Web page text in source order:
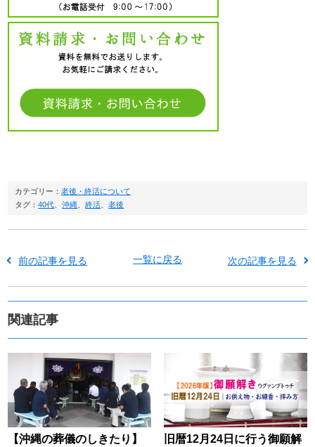
カテゴリー：老後・終活について
タグ：40代 、沖縄 、終活 、老後
前の記事を見る 一覧に戻る 次の記事を見る
関連記事
【沖縄の葬儀のしきたり】
旧暦12月24日に行う御願解